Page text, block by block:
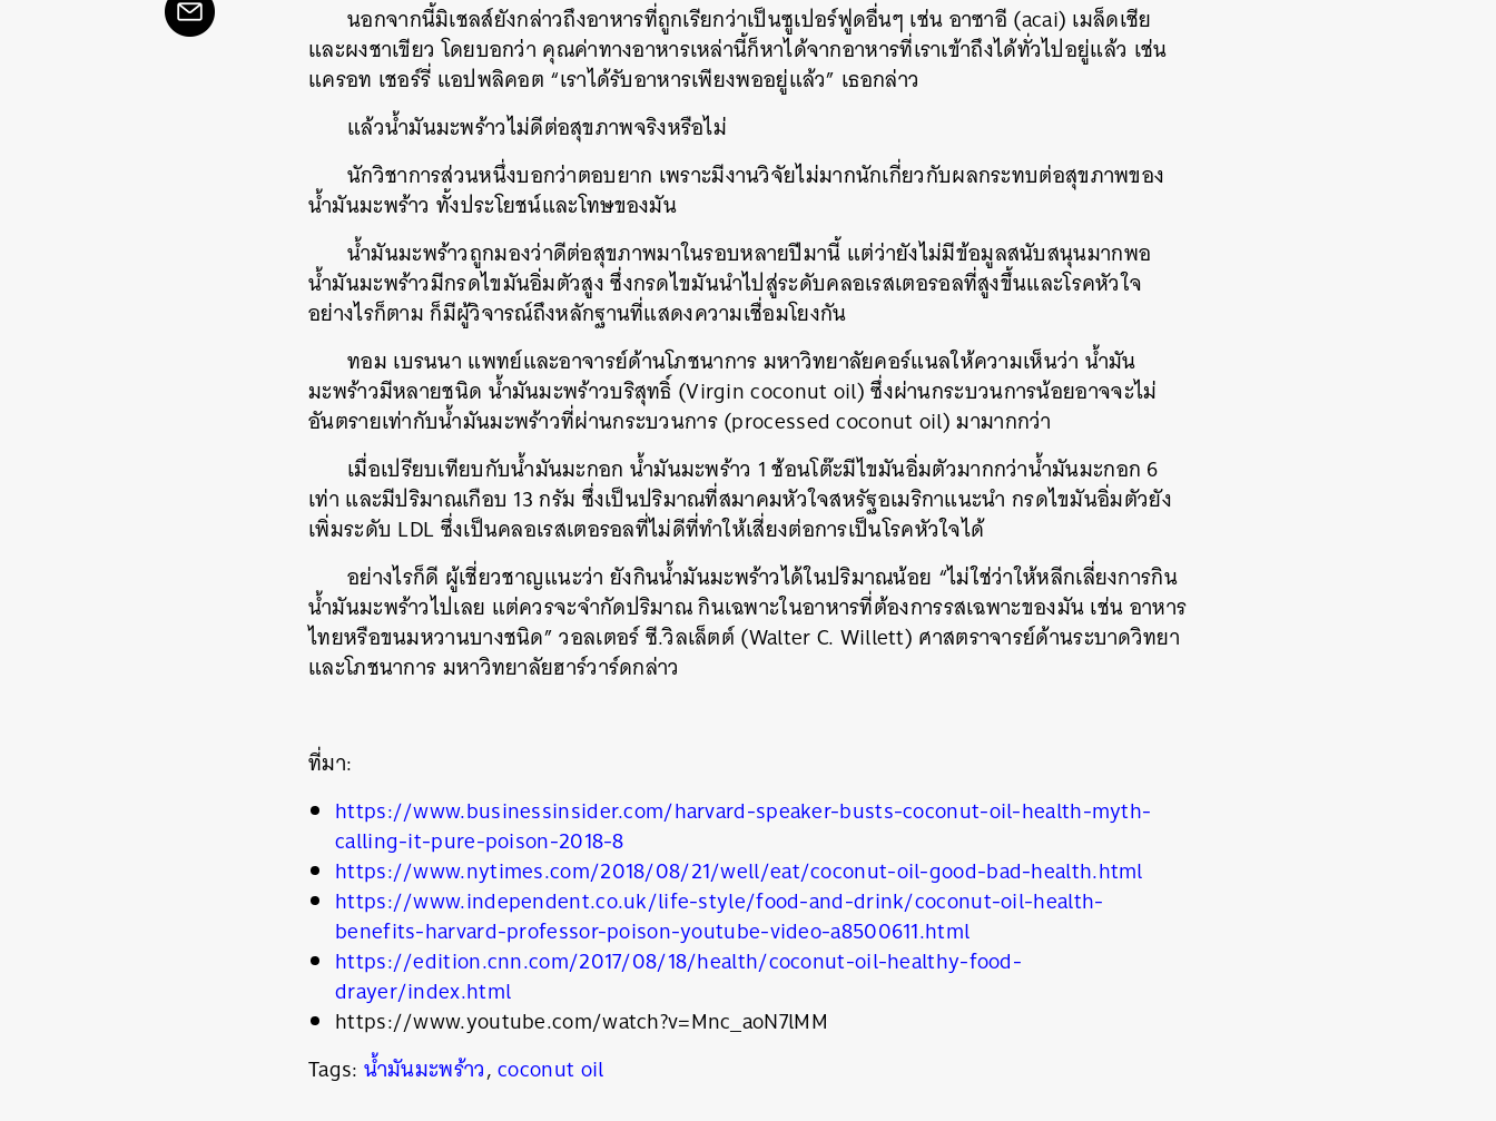
นอกจากนี้มิเชลส์ยังกล่าวถึงอาหารที่ถูกเรียกว่าเป็นซูเปอร์ฟูดอื่นๆ เช่น อาซาอี (acai) เมล็ดเชีย
และผงชาเขียว โดยบอกว่า คุณค่าทางอาหารเหล่านี้ก็หาได้จากอาหารที่เราเข้าถึงได้ทั่วไปอยู่แล้ว เช่น
แครอท เชอร์รี่ แอปพลิคอต “เราได้รับอาหารเพียงพออยู่แล้ว” เธอกล่าว
แล้วน้ำมันมะพร้าวไม่ดีต่อสุขภาพจริงหรือไม่
นักวิชาการส่วนหนึ่งบอกว่าตอบยาก เพราะมีงานวิจัยไม่มากนักเกี่ยวกับผลกระทบต่อสุขภาพของ
น้ำมันมะพร้าว ทั้งประโยชน์และโทษของมัน
น้ำมันมะพร้าวถูกมองว่าดีต่อสุขภาพมาในรอบหลายปีมานี้ แต่ว่ายังไม่มีข้อมูลสนับสนุนมากพอ
น้ำมันมะพร้าวมีกรดไขมันอิ่มตัวสูง ซึ่งกรดไขมันนำไปสู่ระดับคลอเรสเตอรอลที่สูงขึ้นและโรคหัวใจ
อย่างไรก็ตาม ก็มีผู้วิจารณ์ถึงหลักฐานที่แสดงความเชื่อมโยงกัน
ทอม เบรนนา แพทย์และอาจารย์ด้านโภชนาการ มหาวิทยาลัยคอร์แนลให้ความเห็นว่า น้ำมัน
มะพร้าวมีหลายชนิด น้ำมันมะพร้าวบริสุทธิ์ (Virgin coconut oil) ซึ่งผ่านกระบวนการน้อยอาจจะไม่
อันตรายเท่ากับน้ำมันมะพร้าวที่ผ่านกระบวนการ (processed coconut oil) มามากกว่า
เมื่อเปรียบเทียบกับน้ำมันมะกอก น้ำมันมะพร้าว 1 ช้อนโต๊ะมีไขมันอิ่มตัวมากกว่าน้ำมันมะกอก 6
เท่า และมีปริมาณเกือบ 13 กรัม ซึ่งเป็นปริมาณที่สมาคมหัวใจสหรัฐอเมริกาแนะนำ กรดไขมันอิ่มตัวยัง
เพิ่มระดับ LDL ซึ่งเป็นคลอเรสเตอรอลที่ไม่ดีที่ทำให้เสี่ยงต่อการเป็นโรคหัวใจได้
อย่างไรก็ดี ผู้เชี่ยวชาญแนะว่า ยังกินน้ำมันมะพร้าวได้ในปริมาณน้อย “ไม่ใช่ว่าให้หลีกเลี่ยงการกิน
น้ำมันมะพร้าวไปเลย แต่ควรจะจำกัดปริมาณ กินเฉพาะในอาหารที่ต้องการรสเฉพาะของมัน เช่น อาหาร
ไทยหรือขนมหวานบางชนิด” วอลเตอร์ ซี.วิลเล็ตต์ (Walter C. Willett) ศาสตราจารย์ด้านระบาดวิทยา
และโภชนาการ มหาวิทยาลัยฮาร์วาร์ดกล่าว
ที่มา:
https://www.businessinsider.com/harvard-speaker-busts-coconut-oil-health-myth-
calling-it-pure-poison-2018-8
https://www.nytimes.com/2018/08/21/well/eat/coconut-oil-good-bad-health.html
https://www.independent.co.uk/life-style/food-and-drink/coconut-oil-health-
benefits-harvard-professor-poison-youtube-video-a8500611.html
https://edition.cnn.com/2017/08/18/health/coconut-oil-healthy-food-
drayer/index.html
https://www.youtube.com/watch?v=Mnc_aoN7lMM
Tags: น้ำมันมะพร้าว,coconut oil
ค้นหา